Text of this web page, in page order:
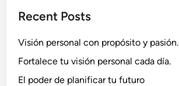
Recent Posts
Visión personal con propósito y pasión.
Fortalece tu visión personal cada día.
El poder de planificar tu futuro